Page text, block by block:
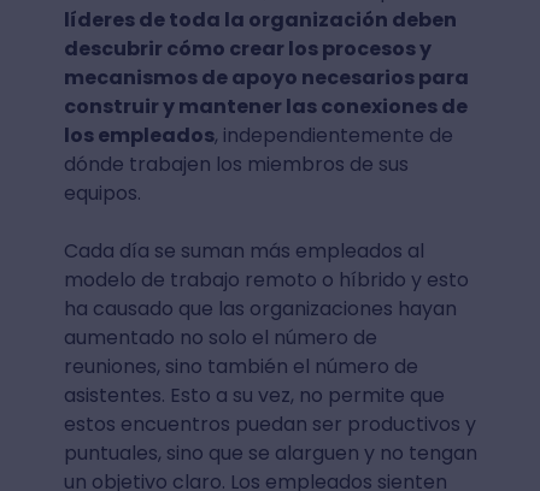
líderes de toda la organización deben
descubrir cómo crear los procesos y
mecanismos de apoyo necesarios para
construir y mantener las conexiones de
los empleados, independientemente de
dónde trabajen los miembros de sus
equipos.
Cada día se suman más empleados al
modelo de trabajo remoto o híbrido y esto
ha causado que las organizaciones hayan
aumentado no solo el número de
reuniones, sino también el número de
asistentes. Esto a su vez, no permite que
estos encuentros puedan ser productivos y
puntuales, sino que se alarguen y no tengan
un objetivo claro. Los empleados sienten